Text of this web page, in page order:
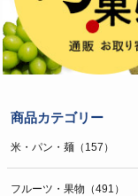
商品カテゴリー
米・パン・麺（157）
フルーツ・果物（491）